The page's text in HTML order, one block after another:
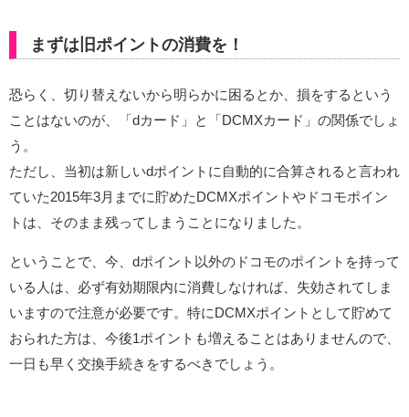
まずは旧ポイントの消費を！
恐らく、切り替えないから明らかに困るとか、損をするという
ことはないのが、「dカード」と「DCMXカード」の関係でしょ
う。
ただし、当初は新しいdポイントに自動的に合算されると言われ
ていた2015年3月までに貯めたDCMXポイントやドコモポイン
トは、そのまま残ってしまうことになりました。
ということで、今、dポイント以外のドコモのポイントを持って
いる人は、必ず有効期限内に消費しなければ、失効されてしま
いますので注意が必要です。特にDCMXポイントとして貯めて
おられた方は、今後1ポイントも増えることはありませんので、
一日も早く交換手続きをするべきでしょう。